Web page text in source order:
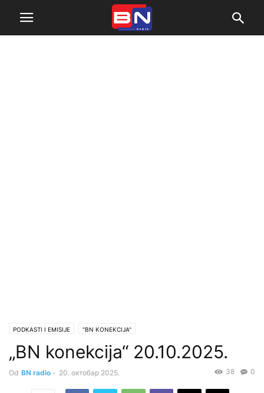
PODKASTI I EMISIJE "BN KONEKCIJA"
„BN konekcija“ 20.10.2025.
Od BN radio - 20. октобар 2025. 0
38